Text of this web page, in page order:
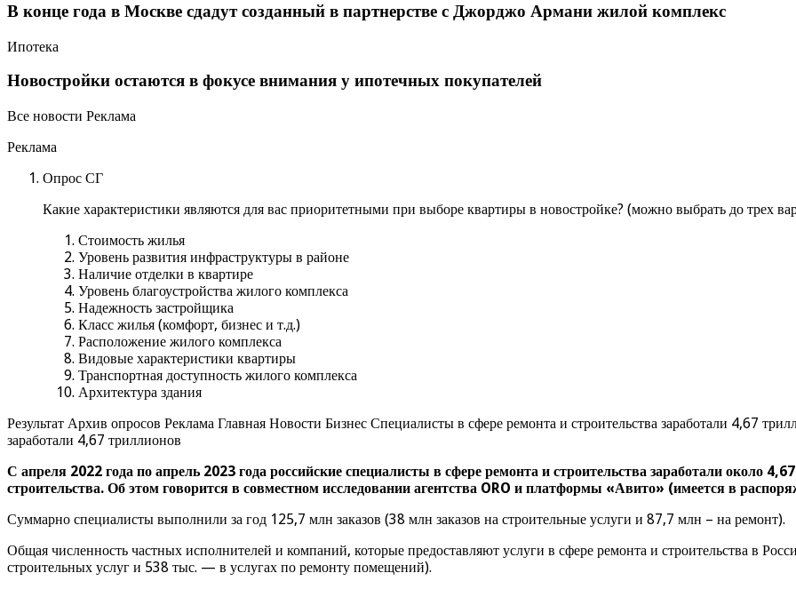
В конце года в Москве сдадут созданный в партнерстве с Джорджо Армани жилой комплекс
Ипотека
Новостройки остаются в фокусе внимания у ипотечных покупателей
Все новости Реклама
Реклама
Опрос СГ
Какие характеристики являются для вас приоритетными при выборе квартиры в новостройке? (можно выбрать до трех
Стоимость жилья
Уровень развития инфраструктуры в районе
Наличие отделки в квартире
Уровень благоустройства жилого комплекса
Надежность застройщика
Класс жилья (комфорт, бизнес и т.д.)
Расположение жилого комплекса
Видовые характеристики квартиры
Транспортная доступность жилого комплекса
Архитектура здания
Результат Архив опросов Реклама Главная Новости Бизнес Специалисты в сфере ремонта и строительства заработали 4,67
заработали 4,67 триллионов
С апреля 2022 года по апрель 2023 года российские специалисты в сфере ремонта и строительства заработали около
строительства. Об этом говорится в совместном исследовании агентства ORO и платформы «Авито» (имеется в
Суммарно специалисты выполнили за год 125,7 млн заказов (38 млн заказов на строительные услуги и 87,7 млн – на ремонт).
Общая численность частных исполнителей и компаний, которые предоставляют услуги в сфере ремонта и строительства в
строительных услуг и 538 тыс. — в услугах по ремонту помещений).